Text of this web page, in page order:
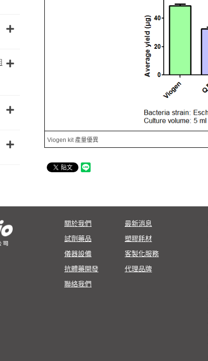
Viogen kit 產量優異
關於我們
最新消息
試劑藥品
塑膠耗材
儀器設備
客製化服務
抗體藥開發
代理品牌
聯絡我們